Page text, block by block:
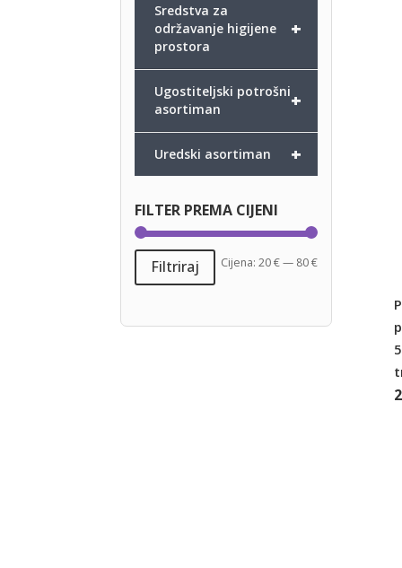
+
Sredstva za
održavanje higijene
prostora
+
Ugostiteljski potrošni
asortiman
+
Uredski asortiman
FILTER PREMA CIJENI
Min
Maks
Filtriraj Cijena: 20 €— 80 €